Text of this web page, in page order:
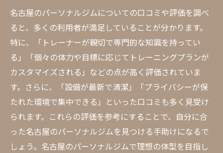
名古屋のパーソナルジムについての口コミや評価を調べ
ると、多くの利用者が満足していることが分かります。
特に、「トレーナーが親切で専門的な知識を持ってい
る」「個々の体力や目標に応じてトレーニングプランが
カスタマイズされる」などの点が高く評価されていま
す。さらに、「設備が最新で清潔」「プライバシーが保
たれた環境で集中できる」といった口コミも多く見受け
られます。これらの評価を参考にすることで、自分に合
った名古屋のパーソナルジムを見つける手助けになるで
しょう。名古屋のパーソナルジムで理想の体型を目指し